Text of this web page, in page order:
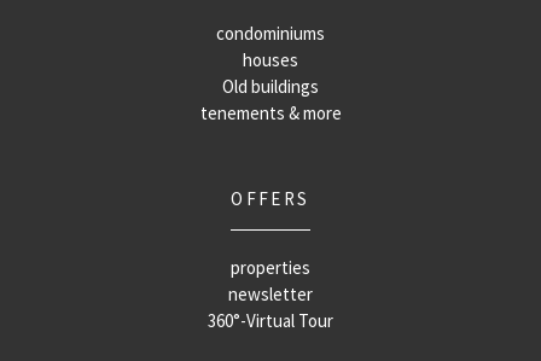
condominiums
houses
Old buildings
tenements & more
OFFERS
properties
newsletter
360°-Virtual Tour